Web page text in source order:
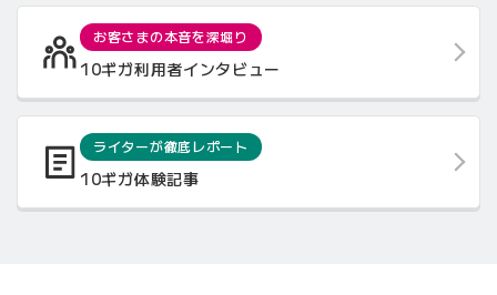
お客さまの本音を深堀り
10ギガ利用者インタビュー
ライターが徹底レポート
10ギガ体験記事